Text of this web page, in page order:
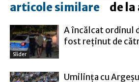
articole similare de
Slider
A încălcat ordinul
fost reținut de
Umilinţa cu